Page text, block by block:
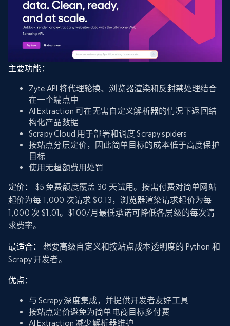
主要功能：
Zyte API 将代理轮换、浏览器渲染和反封禁处理结合
在一个端点中
AI Extraction 可在无需自定义解析器的情况下返回结
构化产品数据
Scrapy Cloud 用于部署和调度 Scrapy spiders
按站点分层定价，因此简单目标的成本低于高度保护
目标
使用无超额费用处罚
定价：
$5 免费额度覆盖 30 天试用。按需付费对简单网站
起价为每 1,000 次请求 $0.13，浏览器渲染请求起价为每
1,000 次 $1.01。$100/月最低承诺可降低各层级的每次请
求费率。
最适合：
想要高级自定义和按站点成本透明度的 Python 和
Scrapy 开发者。
优点：
与 Scrapy 深度集成，并提供开发者友好工具
按站点定价避免为简单电商目标多付费
AI Extraction 减少解析器维护